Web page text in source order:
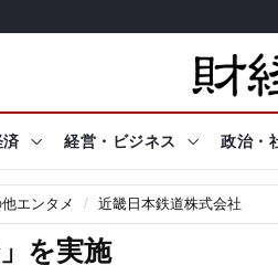
済 経営・ビジネス 政治・
エンタメ 近畿日本鉄道株式会社
を実施